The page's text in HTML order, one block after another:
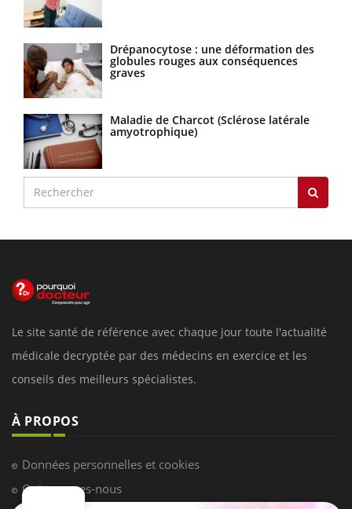
Drépanocytose : une déformation des
globules rouges aux conséquences
graves
Maladie de Charcot (Sclérose latérale
amyotrophique)
Le site santé de référence avec chaque jour toute l'actualité
médicale decryptée par des médecins en exercice et les
conseils des meilleurs spécialistes.
À PROPOS
Données personnelles et cookies
Qui sommes-nous